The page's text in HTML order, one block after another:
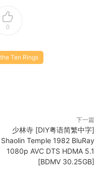
0
Ten Rings
下一篇
少林寺 [DIY粤语简繁中字]
Shaolin Temple 1982 BluRay
1080p AVC DTS HDMA 5.1
[BDMV 30.25GB]